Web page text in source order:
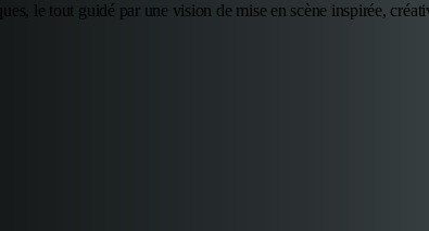
le tout guidé par une vision de mise en scène inspirée,